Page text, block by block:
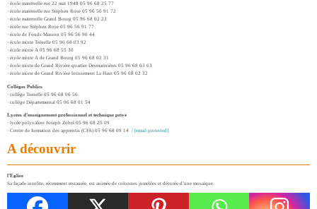
· école maternelle rue 22 mai 1948 05 96 68 25 77
· école maternelle rue Stéphen Rose 05 96 56 91 72
· école maternelle Grand Bourg 05 96 68 02 23
· école rue Stéphen Rose 05 96 56 91 77
· école de Fonds Masson 05 96 56 90 44
· école mixte Trénelle 05 96 68 03 92
· école mixte A 05 96 68 55 30
· école mixte A de Grand Bourg 05 96 68 02 31
· école mixte de Grand Rivière quartier Desmarinières 05 96 68 03 63
· école mixte de Grand Rivière lotissement La Haut 05 96 68 02 32
Collèges Publics
· collège Trenelle 05 96 68 06 56
· collège Départemental 05 96 68 01 54
Lycées d’enseignement professionnel et technique privé
· lycée polyvalent Joseph Zobel 05 96 68 25 09
· Centre de formation des apprentis (CFA) 05 96 68 09 14 / [email protected]
A découvrir
l’Eglise
Sa façade insolite, récemment restaurée, est animée de colonnes jumelées et décorée d’une mosaïque.